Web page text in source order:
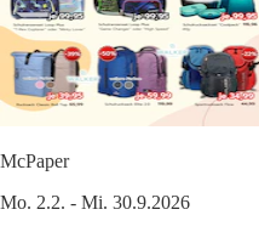
McPaper
Mo. 2.2. - Mi. 30.9.2026